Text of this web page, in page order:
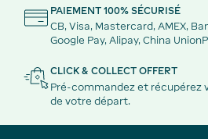
PAIEMENT 100% SÉCURISÉ
CB, Visa, Mastercard, AMEX,
Google Pay, Alipay, China
CLICK & COLLECT OFFERT
Pré-commandez et récupérez
de votre départ.